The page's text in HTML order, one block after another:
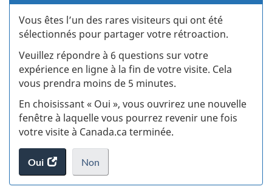
Vous êtes l’un des rares visiteurs qui ont été
sélectionnés pour partager votre rétroaction.
Veuillez répondre à 6 questions sur votre
expérience en ligne à la fin de votre visite. Cela
vous prendra moins de 5 minutes.
En choisissant « Oui », vous ouvrirez une nouvelle
fenêtre à laquelle vous pourrez revenir une fois
votre visite à Canada.ca terminée.
Oui
accéder
au
Non
je
.